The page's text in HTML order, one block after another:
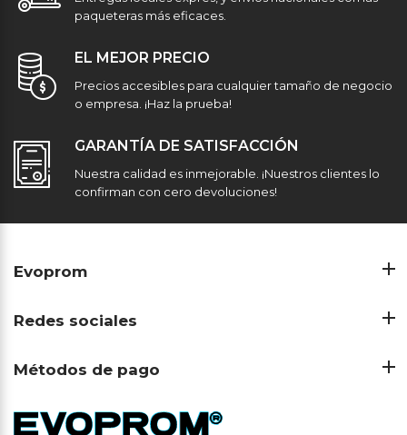
paqueteras más eficaces.
EL MEJOR PRECIO
Precios accesibles para cualquier tamaño de negocio
o empresa. ¡Haz la prueba!
GARANTÍA DE SATISFACCIÓN
Nuestra calidad es inmejorable. ¡Nuestros clientes lo
confirman con cero devoluciones!
Evoprom
Redes sociales
Métodos de pago